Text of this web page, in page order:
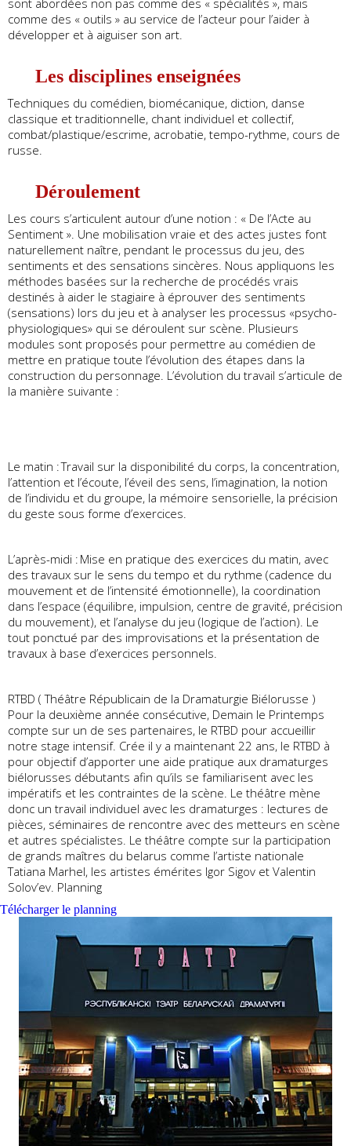
sont abordées non pas comme des « spécialités », mais
comme des « outils » au service de l’acteur pour l’aider à
développer et à aiguiser son art.
Les disciplines enseignées
Techniques du comédien, biomécanique, diction, danse
classique et traditionnelle, chant individuel et collectif,
combat/plastique/escrime, acrobatie, tempo-rythme, cours de
russe.
Déroulement
Les cours s’articulent autour d’une notion : « De l’Acte au
Sentiment ». Une mobilisation vraie et des actes justes font
naturellement naître, pendant le processus du jeu, des
sentiments et des sensations sincères. Nous appliquons les
méthodes basées sur la recherche de procédés vrais
destinés à aider le stagiaire à éprouver des sentiments
(sensations) lors du jeu et à analyser les processus «psycho-
physiologiques» qui se déroulent sur scène. Plusieurs
modules sont proposés pour permettre au comédien de
mettre en pratique toute l’évolution des étapes dans la
construction du personnage. L’évolution du travail s’articule de
la manière suivante :
Le matin : Travail sur la disponibilité du corps, la concentration,
l’attention et l’écoute, l’éveil des sens, l’imagination, la notion
de l’individu et du groupe, la mémoire sensorielle, la précision
du geste sous forme d’exercices.
L’après-midi : Mise en pratique des exercices du matin, avec
des travaux sur le sens du tempo et du rythme (cadence du
mouvement et de l’intensité émotionnelle), la coordination
dans l’espace (équilibre, impulsion, centre de gravité, précision
du mouvement), et l’analyse du jeu (logique de l’action). Le
tout ponctué par des improvisations et la présentation de
travaux à base d’exercices personnels.
RTBD ( Théâtre Républicain de la Dramaturgie Biélorusse )
Pour la deuxième année consécutive, Demain le Printemps
compte sur un de ses partenaires, le RTBD pour accueillir
notre stage intensif. Crée il y a maintenant 22 ans, le RTBD à
pour objectif d’apporter une aide pratique aux dramaturges
biélorusses débutants afin qu’ils se familiarisent avec les
impératifs et les contraintes de la scène. Le théâtre mène
donc un travail individuel avec les dramaturges : lectures de
pièces, séminaires de rencontre avec des metteurs en scène
et autres spécialistes. Le théâtre compte sur la participation
de grands maîtres du belarus comme l’artiste nationale
Tatiana Marhel, les artistes émérites Igor Sigov et Valentin
Solov’ev. Planning
Télécharger le planning